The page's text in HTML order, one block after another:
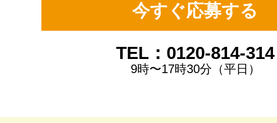
今すぐ応募する
TEL：0120-814-314
9時〜17時30分（平日）